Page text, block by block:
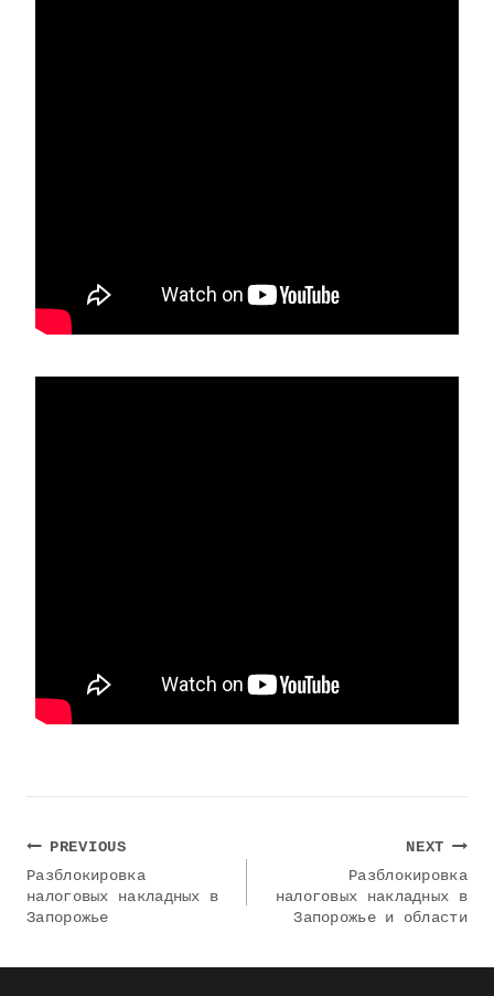
Навигация
по
записям
PREVIOUS
Разблокировка
налоговых накладных в
Запорожье
NEXT
Разблокировка
налоговых накладных в
Запорожье и области